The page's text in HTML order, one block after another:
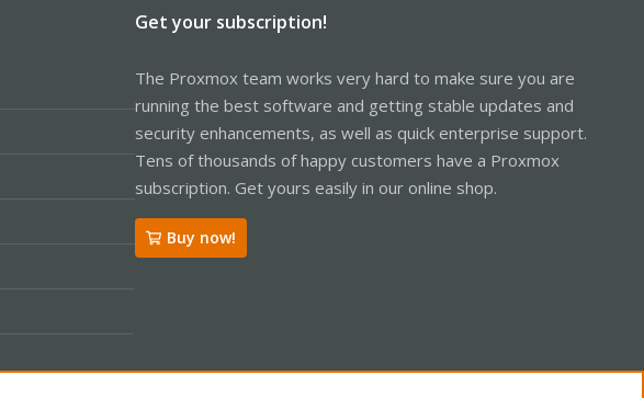
Get your subscription!
The Proxmox team works very hard to make sure you are
running the best software and getting stable updates and
security enhancements, as well as quick enterprise support.
Tens of thousands of happy customers have a Proxmox
subscription. Get yours easily in our online shop.
Buy now!